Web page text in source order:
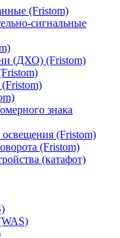
(Fristom)
сигнальные
(ДХО) (Fristom)
знака
(Fristom)
(Fristom)
(катафот)